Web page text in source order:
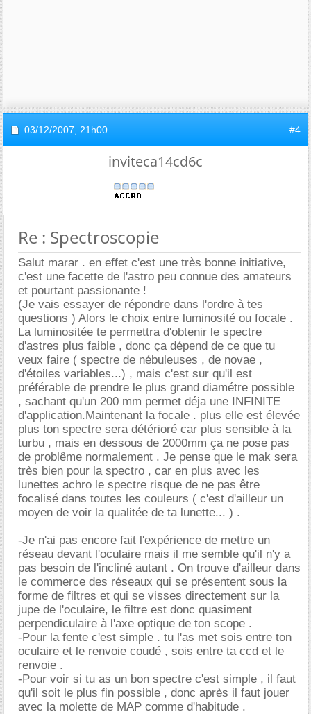
03/12/2007, 21h00 #4
inviteca14cd6c
Re : Spectroscopie
Salut marar . en effet c'est une très bonne initiative,
c'est une facette de l'astro peu connue des amateurs
et pourtant passionante !
(Je vais essayer de répondre dans l'ordre à tes
questions ) Alors le choix entre luminosité ou focale .
La luminositée te permettra d'obtenir le spectre
d'astres plus faible , donc ça dépend de ce que tu
veux faire ( spectre de nébuleuses , de novae ,
d'étoiles variables...) , mais c'est sur qu'il est
préférable de prendre le plus grand diamétre possible
, sachant qu'un 200 mm permet déja une INFINITE
d'application.Maintenant la focale . plus elle est élevée
plus ton spectre sera détérioré car plus sensible à la
turbu , mais en dessous de 2000mm ça ne pose pas
de problême normalement . Je pense que le mak sera
très bien pour la spectro , car en plus avec les
lunettes achro le spectre risque de ne pas être
focalisé dans toutes les couleurs ( c'est d'ailleur un
moyen de voir la qualitée de ta lunette... ) .
-Je n'ai pas encore fait l'expérience de mettre un
réseau devant l'oculaire mais il me semble qu'il n'y a
pas besoin de l'incliné autant . On trouve d'ailleur dans
le commerce des réseaux qui se présentent sous la
forme de filtres et qui se visses directement sur la
jupe de l'oculaire, le filtre est donc quasiment
perpendiculaire à l'axe optique de ton scope .
-Pour la fente c'est simple . tu l'as met sois entre ton
oculaire et le renvoie coudé , sois entre ta ccd et le
renvoie .
-Pour voir si tu as un bon spectre c'est simple , il faut
qu'il soit le plus fin possible , donc après il faut jouer
avec la molette de MAP comme d'habitude .